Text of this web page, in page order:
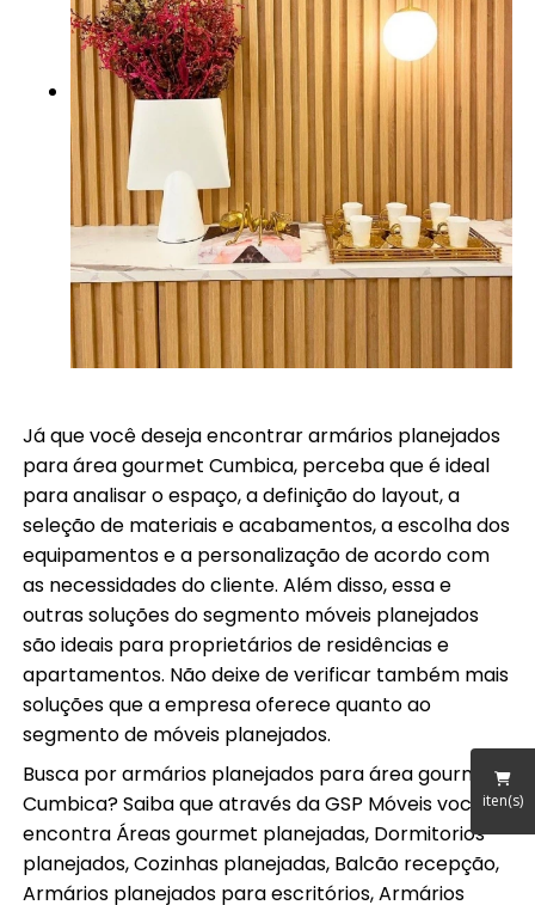
iten(s)
Já que você deseja encontrar armários planejados
para área gourmet Cumbica, perceba que é ideal
para analisar o espaço, a definição do layout, a
seleção de materiais e acabamentos, a escolha dos
equipamentos e a personalização de acordo com
as necessidades do cliente. Além disso, essa e
outras soluções do segmento móveis planejados
são ideais para proprietários de residências e
apartamentos. Não deixe de verificar também mais
soluções que a empresa oferece quanto ao
segmento de móveis planejados.
Busca por armários planejados para área gourmet
Cumbica? Saiba que através da GSP Móveis você
encontra Áreas gourmet planejadas, Dormitorios
planejados, Cozinhas planejadas, Balcão recepção,
Armários planejados para escritórios, Armários